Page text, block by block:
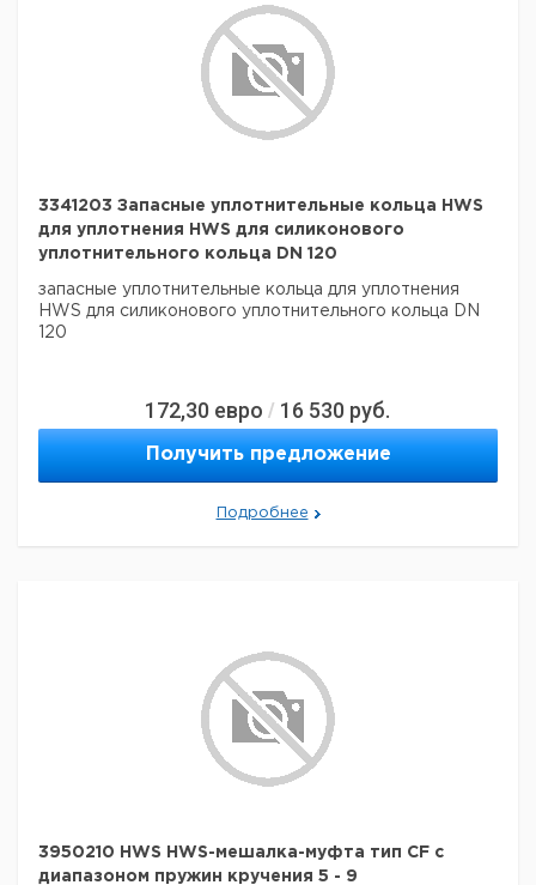
3341203 Запасные уплотнительные кольца HWS
для уплотнения HWS для силиконового
уплотнительного кольца DN 120
запасные уплотнительные кольца для уплотнения
HWS для силиконового уплотнительного кольца DN
120
172,30 евро / 16 530 руб.
Получить предложение
Подробнее
3950210 HWS HWS-мешалка-муфта тип CF с
диапазоном пружин кручения 5 - 9